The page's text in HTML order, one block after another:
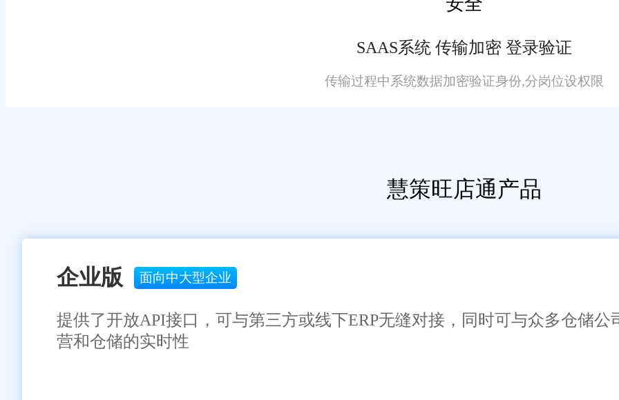
SAAS系统 传输加密 登录验证
传输过程中系统数据加密验证身份,分岗位设权限
慧策旺店通产品
企业版 面向中大型企业
提供了开放API接口，可与第三方或线下ERP无缝对接，同时可与众多仓储
营和仓储的实时性